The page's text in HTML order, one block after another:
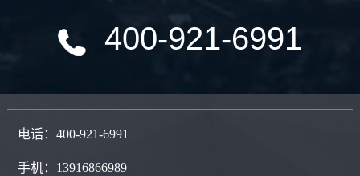
400-921-6991
电话：400-921-6991
手机：13916866989